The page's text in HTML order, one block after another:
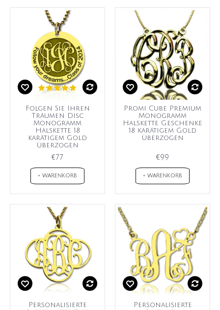
Folgen Sie Ihren
Träumen Disc
Monogramm
Halskette 18
karätigem Gold
überzogen
€77
+ WARENKORB
Promi Cube Premium
Monogramm
Halskette Geschenke
18 karätigem Gold
überzogen
€99
+ WARENKORB
Personalisierte
Personalisierte